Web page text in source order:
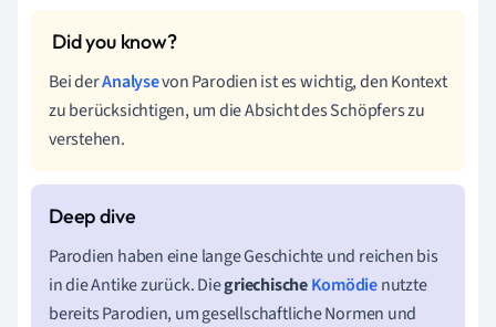
Bei derAnalysevon Parodien ist es wichtig, den Kontext
zu berücksichtigen, um die Absicht des Schöpfers zu
verstehen.
Parodien haben eine lange Geschichte und reichen bis
in die Antike zurück. DiegriechischeKomödienutzte
bereits Parodien, um gesellschaftliche Normen und